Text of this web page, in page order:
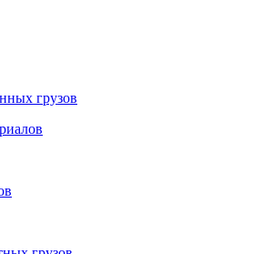
грузов